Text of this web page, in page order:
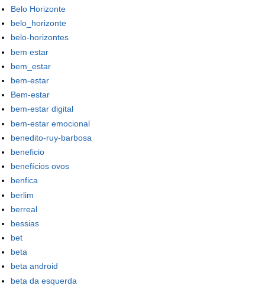
Belo Horizonte
belo_horizonte
belo-horizontes
bem estar
bem_estar
bem-estar
Bem-estar
bem-estar digital
bem-estar emocional
benedito-ruy-barbosa
beneficio
benefícios ovos
benfica
berlim
berreal
bessias
bet
beta
beta android
beta da esquerda